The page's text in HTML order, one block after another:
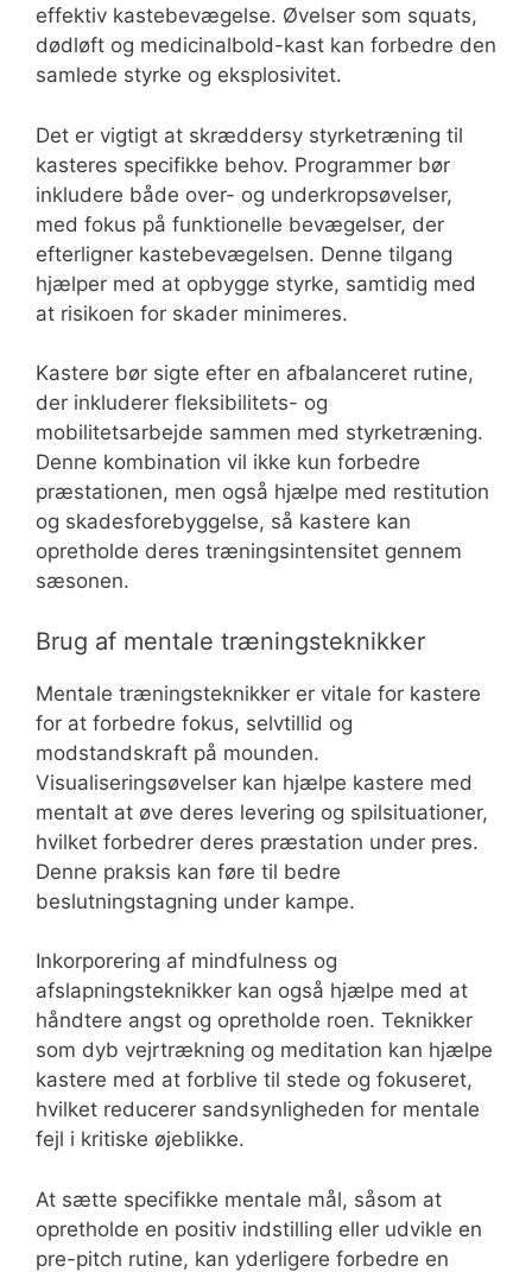
effektiv kastebevægelse. Øvelser som squats,
dødløft og medicinalbold-kast kan forbedre den
samlede styrke og eksplosivitet.
Det er vigtigt at skræddersy styrketræning til
kasteres specifikke behov. Programmer bør
inkludere både over- og underkropsøvelser,
med fokus på funktionelle bevægelser, der
efterligner kastebevægelsen. Denne tilgang
hjælper med at opbygge styrke, samtidig med
at risikoen for skader minimeres.
Kastere bør sigte efter en afbalanceret rutine,
der inkluderer fleksibilitets- og
mobilitetsarbejde sammen med styrketræning.
Denne kombination vil ikke kun forbedre
præstationen, men også hjælpe med restitution
og skadesforebyggelse, så kastere kan
opretholde deres træningsintensitet gennem
sæsonen.
Brug af mentale træningsteknikker
Mentale træningsteknikker er vitale for kastere
for at forbedre fokus, selvtillid og
modstandskraft på mounden.
Visualiseringsøvelser kan hjælpe kastere med
mentalt at øve deres levering og spilsituationer,
hvilket forbedrer deres præstation under pres.
Denne praksis kan føre til bedre
beslutningstagning under kampe.
Inkorporering af mindfulness og
afslapningsteknikker kan også hjælpe med at
håndtere angst og opretholde roen. Teknikker
som dyb vejrtrækning og meditation kan hjælpe
kastere med at forblive til stede og fokuseret,
hvilket reducerer sandsynligheden for mentale
fejl i kritiske øjeblikke.
At sætte specifikke mentale mål, såsom at
opretholde en positiv indstilling eller udvikle en
pre-pitch rutine, kan yderligere forbedre en